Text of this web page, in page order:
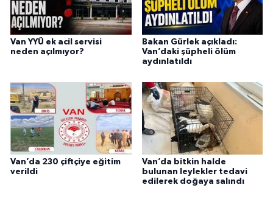
Van YYÜ ek acil servisi
neden açılmıyor?
Bakan Gürlek açıkladı:
Van’daki şüpheli ölüm
aydınlatıldı
Van’da 230 çiftçiye eğitim
verildi
Van’da bitkin halde
bulunan leylekler tedavi
edilerek doğaya salındı